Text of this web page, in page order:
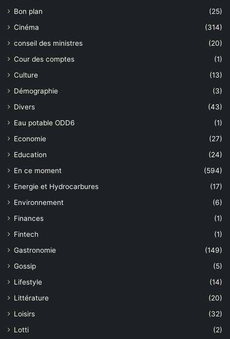
Bon plan
(25)
Cinéma
(314)
conseil des ministres
(20)
Cour des comptes
(1)
Culture
(13)
Démographie
(3)
Divers
(43)
Eau potable ODD6
(1)
Economie
(27)
Education
(24)
En ce moment
(594)
Energie et Hydrocarbures
(17)
Environnement
(6)
Finances
(1)
Fintech
(1)
Gastronomie
(149)
Gossip
(5)
Lifestyle
(14)
Littérature
(20)
Loisirs
(32)
Lotti
(2)